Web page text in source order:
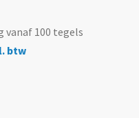
vanaf 100 tegels
btw